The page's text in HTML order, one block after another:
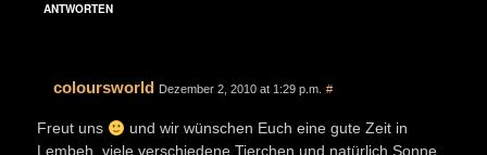
ANTWORTEN
coloursworld Dezember 2, 2010 at 1:29 p.m. #
Freut uns
und wir wünschen Euch eine gute Zeit in
Lembeh, viele verschiedene Tierchen und natürlich Sonne,